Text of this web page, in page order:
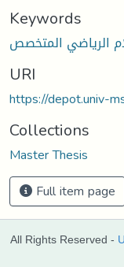
Keywords
الرياضي المتخصص
URI
https://depot.univ-
Collections
Master Thesis
Full item page
All Rights Reserved -